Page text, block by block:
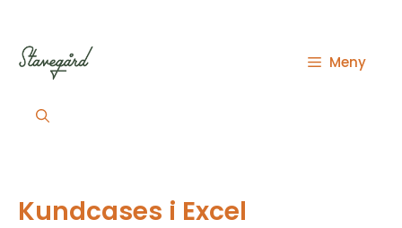
innehåll
Meny
Kundcases i Excel